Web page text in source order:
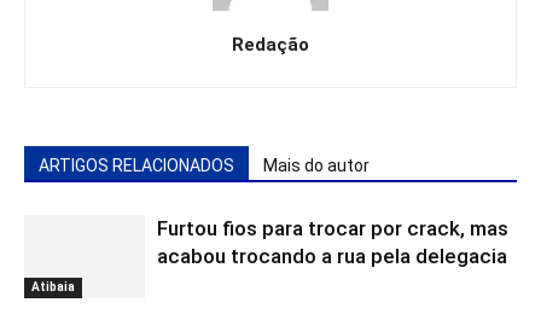
Redação
ARTIGOS RELACIONADOS Mais do autor
Atibaia
Furtou fios para trocar por crack, mas
acabou trocando a rua pela delegacia